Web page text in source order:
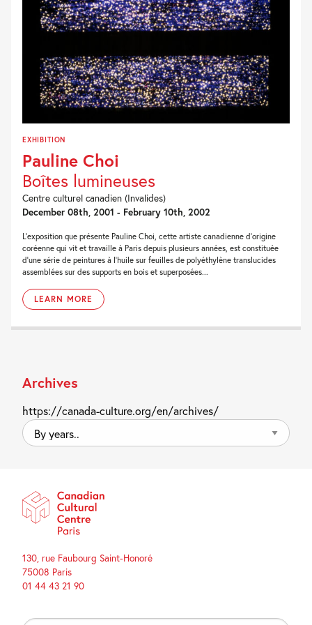
EXHIBITION
Pauline Choi
Boîtes lumineuses
Centre culturel canadien (Invalides)
December 08th, 2001 - February 10th, 2002
L'exposition que présente Pauline Choi, cette artiste canadienne d'origine
coréenne qui vit et travaille à Paris depuis plusieurs années, est constituée
d'une série de peintures à l'huile sur feuilles de polyéthylène translucides
assemblées sur des supports en bois et superposées...
LEARN MORE
Archives
https://canada-culture.org/en/archives/
By
years..
130, rue Faubourg Saint-Honoré
75008 Paris
01 44 43 21 90